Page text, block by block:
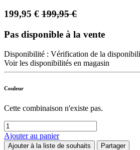
199,95 € 199,95€
Pas disponible à la vente
Disponibilité : Vérification de la
Voir les disponibilités en magasin
Couleur
Cette combinaison n'existe pas.
Ajouter au panier
Ajouter à la liste de souhaits Partager